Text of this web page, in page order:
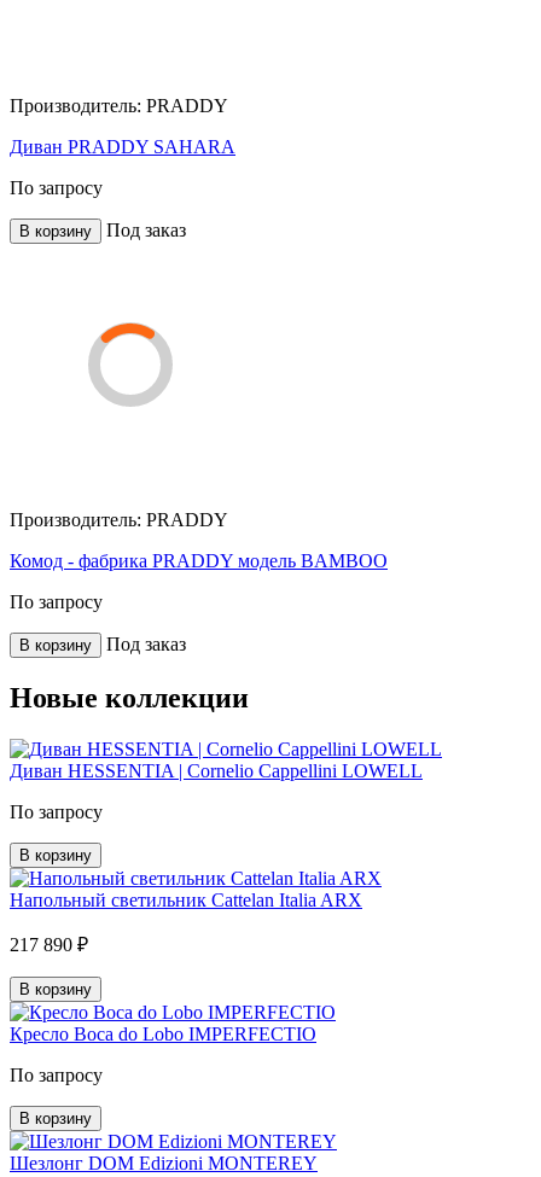
Производитель: PRADDY
Диван PRADDY SAHARA
По запросу
В корзину Под заказ
Производитель: PRADDY
Комод - фабрика PRADDY модель BAMBOO
По запросу
В корзину Под заказ
Новые коллекции
Диван HESSENTIA | Cornelio Cappellini LOWELL
По запросу
В корзину
Напольный светильник Cattelan Italia ARX
217 890 ₽
В корзину
Кресло Boca do Lobo IMPERFECTIO
По запросу
В корзину
Шезлонг DOM Edizioni MONTEREY